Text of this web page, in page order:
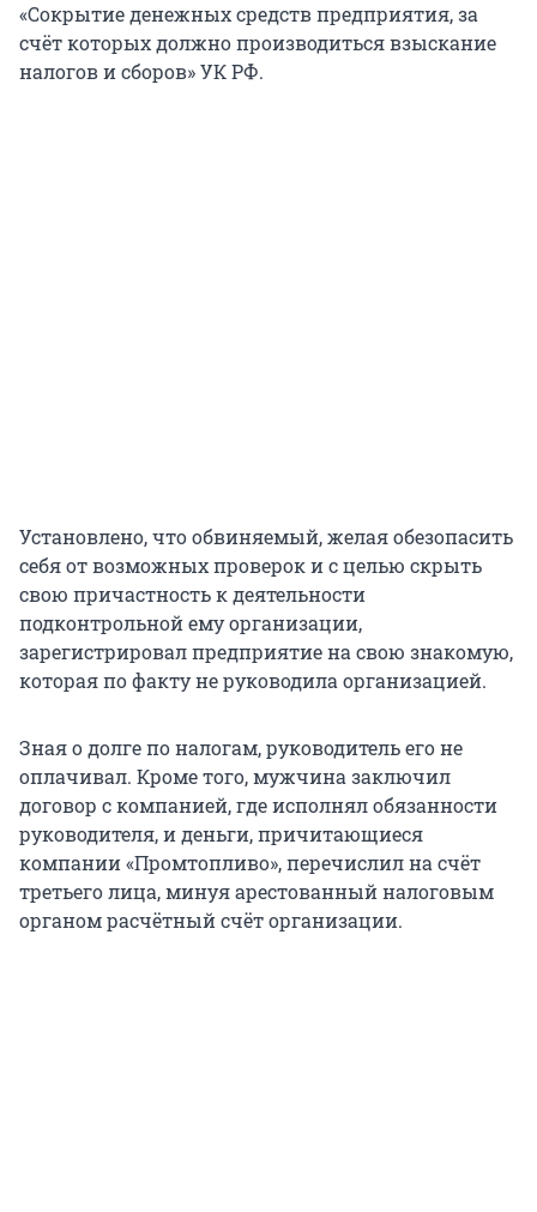
«Сокрытие денежных средств предприятия, за
счёт которых должно производиться взыскание
налогов и сборов» УК РФ.
Установлено, что обвиняемый, желая обезопасить
себя от возможных проверок и с целью скрыть
свою причастность к деятельности
подконтрольной ему организации,
зарегистрировал предприятие на свою знакомую,
которая по факту не руководила организацией.
Зная о долге по налогам, руководитель его не
оплачивал. Кроме того, мужчина заключил
договор с компанией, где исполнял обязанности
руководителя, и деньги, причитающиеся
компании «Промтопливо», перечислил на счёт
третьего лица, минуя арестованный налоговым
органом расчётный счёт организации.